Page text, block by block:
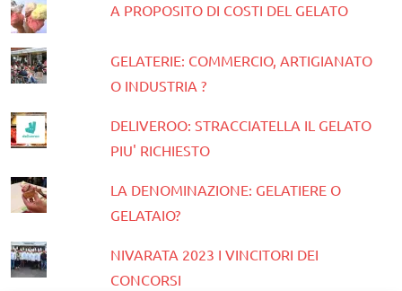
A PROPOSITO DI COSTI DEL GELATO
GELATERIE: COMMERCIO, ARTIGIANATO
O INDUSTRIA ?
DELIVEROO: STRACCIATELLA IL GELATO
PIU' RICHIESTO
LA DENOMINAZIONE: GELATIERE O
GELATAIO?
NIVARATA 2023 I VINCITORI DEI
CONCORSI